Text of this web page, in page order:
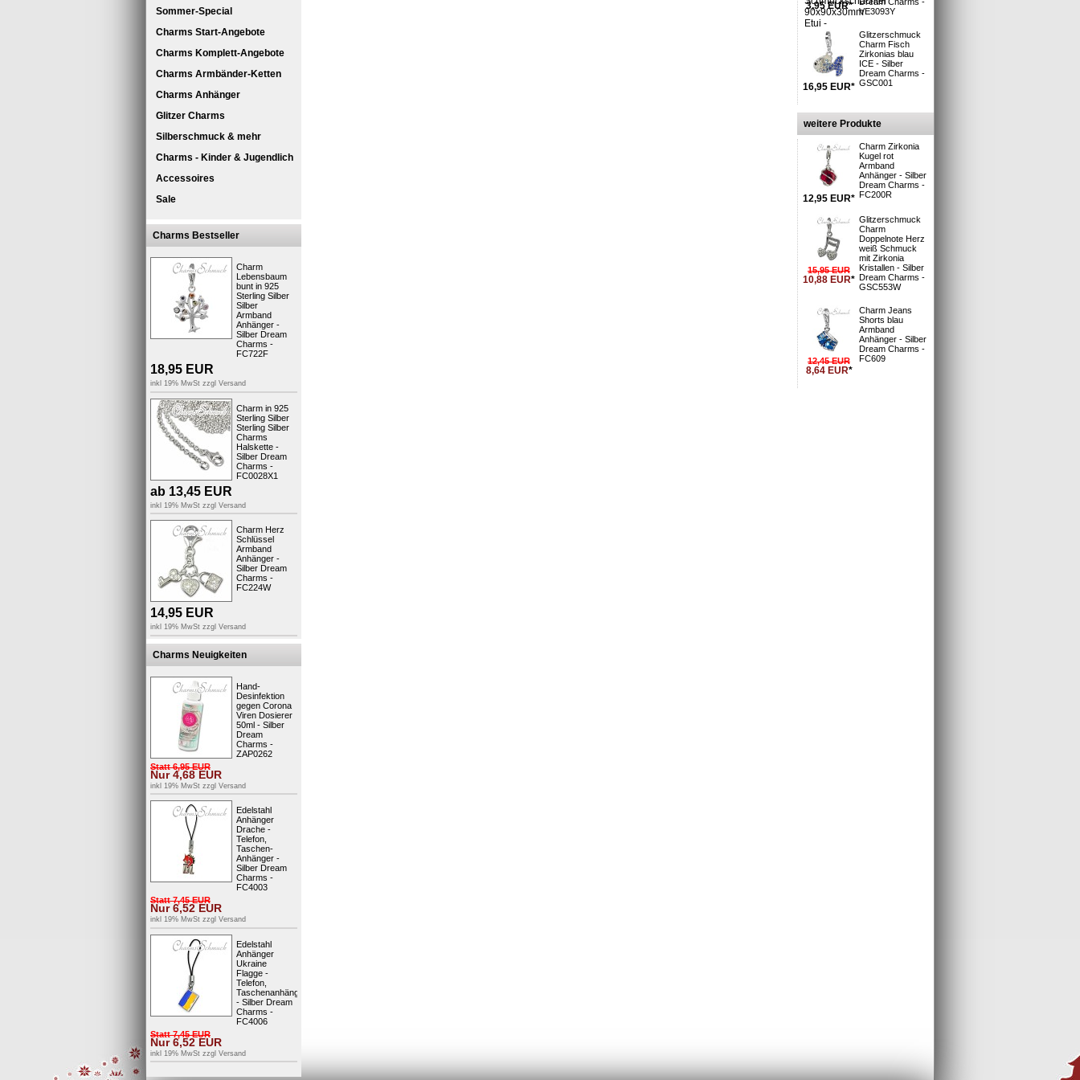
Sommer-Special
Charms Start-Angebote
Charms Komplett-Angebote
Charms Armbänder-Ketten
Charms Anhänger
Glitzer Charms
Silberschmuck & mehr
Charms - Kinder & Jugendlich
Accessoires
Sale
Charms Bestseller
Charm
Lebensbaum
bunt in 925
Sterling Silber
Silber
Armband
Anhänger -
Silber Dream
Charms -
FC722F
18,95 EUR
inkl 19% MwSt zzgl Versand
Charm in 925
Sterling Silber
Sterling Silber
Charms
Halskette -
Silber Dream
Charms -
FC0028X1
ab 13,45 EUR
inkl 19% MwSt zzgl Versand
Charm Herz
Schlüssel
Armband
Anhänger -
Silber Dream
Charms -
FC224W
14,95 EUR
inkl 19% MwSt zzgl Versand
Charms Neuigkeiten
Hand-
Desinfektion
gegen Corona
Viren Dosierer
50ml - Silber
Dream
Charms -
ZAP0262
Statt6,95EUR
Nur4,68EUR
inkl 19% MwSt zzgl Versand
Edelstahl
Anhänger
Drache -
Telefon,
Taschen-
Anhänger -
Silber Dream
Charms -
FC4003
Statt7,45EUR
Nur6,52 EUR
inkl 19% MwSt zzgl Versand
Edelstahl
Anhänger
Ukraine
Flagge -
Telefon,
Taschenanhänger
- Silber Dream
Charms -
FC4006
Statt7,45EUR
Nur6,52EUR
inkl 19% MwSt zzgl Versand
3,95EUR*
VE3093Y
16,95 EUR*
Glitzerschmuck
Charm Fisch
Zirkonias blau
ICE - Silber
Dream Charms -
GSC001
weitere Produkte
12,95 EUR*
Charm Zirkonia
Kugel rot
Armband
Anhänger - Silber
Dream Charms -
FC200R
15,95EUR
10,88 EUR*
Glitzerschmuck
Charm
Doppelnote Herz
weiß Schmuck
mit Zirkonia
Kristallen - Silber
Dream Charms -
GSC553W
12,45EUR
8,64 EUR*
Charm Jeans
Shorts blau
Armband
Anhänger - Silber
Dream Charms -
FC609